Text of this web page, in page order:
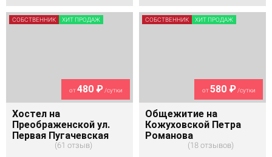
от480 ₽/сутки
Хостел на
Преображенской ул.
Первая Пугачевская
61 отзыв
СОБСТВЕННИК ХИТ ПРОДАЖ
от580 ₽/сутки
Общежитие на
Кожуховской Петра
Романова
18 отзывов
СОБСТВЕННИК ХИТ ПРОДАЖ